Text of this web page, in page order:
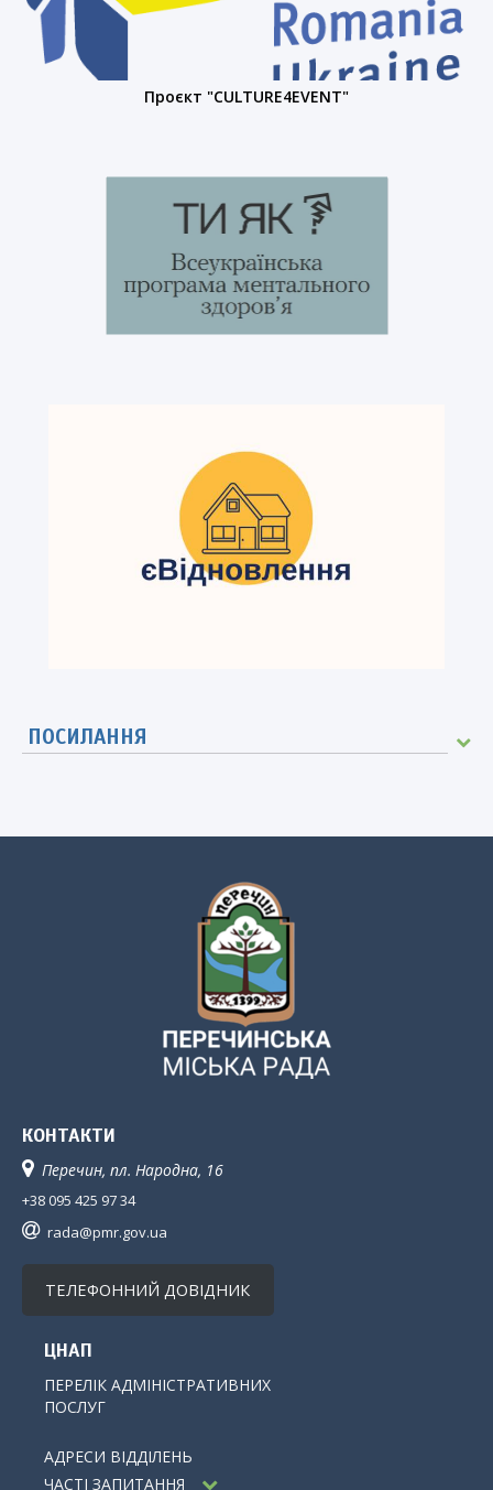
Проєкт "CULTURE4EVENT"
ПОСИЛАННЯ
КОНТАКТИ
Перечин, пл. Народна, 16
+38 095 425 97 34
rada@pmr.gov.ua
ТЕЛЕФОННИЙ ДОВІДНИК
ЦНАП
ПЕРЕЛІК АДМІНІСТРАТИВНИХ
ПОСЛУГ
АДРЕСИ ВІДДІЛЕНЬ
ЧАСТІ ЗАПИТАННЯ